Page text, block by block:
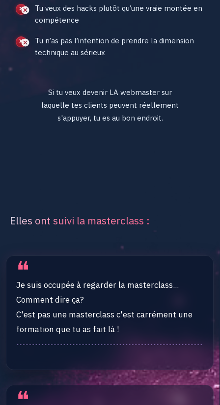
Tu veux des hacks plutôt qu’une vraie montée en
compétence
Tu n’as pas l’intention de prendre la dimension
technique au sérieux
Si tu veux devenir LA webmaster sur
laquelle tes clients peuvent réellement
s'appuyer, tu es au bon endroit.
Elles ont suivi la masterclass :
❝
Je suis occupée à regarder la masterclass...
Comment dire ça?
C'est pas une masterclass c'est carrément une
formation que tu as fait là !